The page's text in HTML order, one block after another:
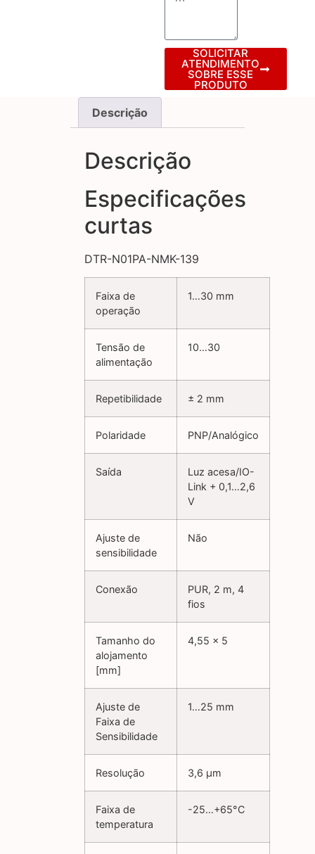
SOLICITAR
ATENDIMENTO
SOBRE ESSE
PRODUTO
Descrição
Descrição
Especificações
curtas
DTR-N01PA-NMK-139
Faixa de
operação
1…30 mm
Tensão de
alimentação
10…30
Repetibilidade ± 2 mm
Polaridade PNP/Analógico
Saída
Luz acesa/IO-
Link + 0,1…2,6
V
Ajuste de
sensibilidade
Não
Conexão
PUR, 2 m, 4
fios
Tamanho do
alojamento
[mm]
4,55 x 5
Ajuste de
Faixa de
Sensibilidade
1…25 mm
Resolução 3,6 µm
Faixa de
temperatura
-25…+65°C